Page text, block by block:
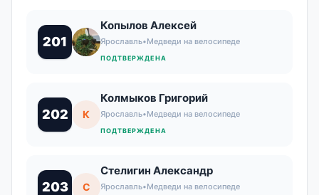
201
Копылов Алексей
Ярославль•Медведи на велосипеде
ПОДТВЕРЖДЕНА
202 К
Колмыков Григорий
Ярославль•Медведи на велосипеде
ПОДТВЕРЖДЕНА
203 С
Стелигин Александр
Ярославль•Медведи на велосипеде